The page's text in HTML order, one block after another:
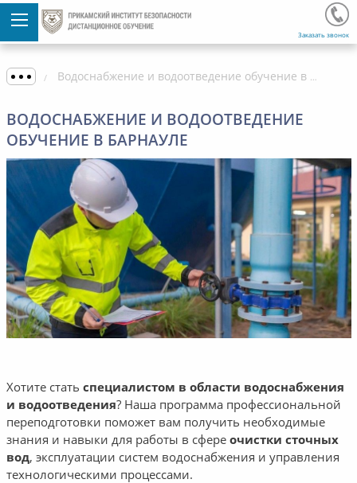
Заказать звонок
Водоснабжение и водоотведение обучение в Барнауле
ВОДОСНАБЖЕНИЕ И ВОДООТВЕДЕНИЕ
ОБУЧЕНИЕ В БАРНАУЛЕ
Хотите стать специалистом в области водоснабжения
и водоотведения? Наша программа профессиональной
переподготовки поможет вам получить необходимые
знания и навыки для работы в сфере очистки сточных
вод, эксплуатации систем водоснабжения и управления
технологическими процессами.